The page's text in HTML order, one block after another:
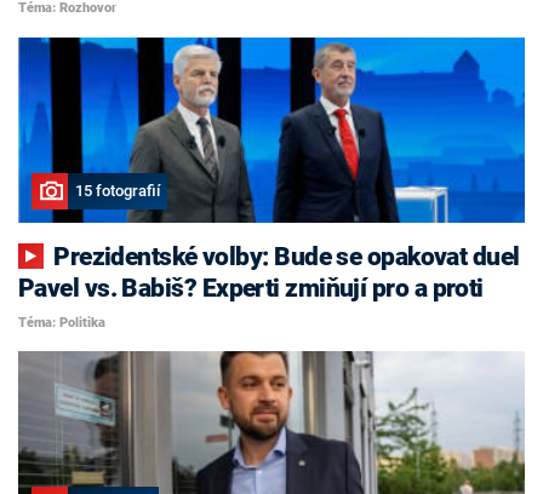
Téma: Rozhovor
15 fotografií
Pavel vs. Babiš? Experti zmiňují pro a proti
Téma: Politika